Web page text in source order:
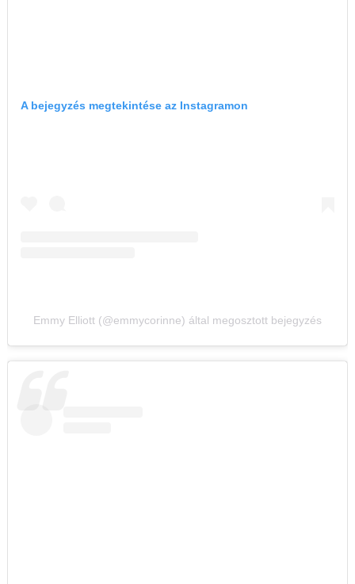
A bejegyzés megtekintése az Instagramon
Emmy Elliott (@emmycorinne) által megosztott bejegyzés